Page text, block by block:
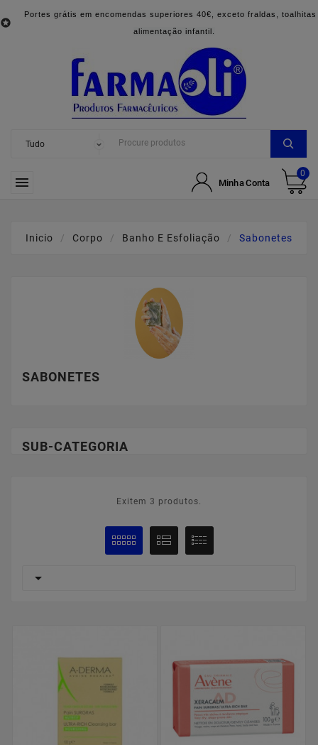

Portes grátis em encomendas superiores 40€, exceto fraldas, toalhitas
alimentação infantil.
 Minha Conta
0
Inicio Corpo Banho E Esfoliação Sabonetes
SABONETES
SUB-CATEGORIA
Exitem 3 produtos.
